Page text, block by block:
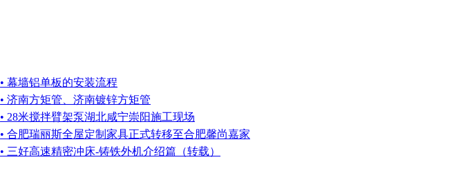
• 幕墙铝单板的安装流程
• 济南方矩管、济南镀锌方矩管
• 28米搅拌臂架泵湖北咸宁崇阳施工现场
• 合肥瑞丽斯全屋定制家具正式转移至合肥馨尚嘉家
• 三好高速精密冲床-铸铁外机介绍篇（转载）